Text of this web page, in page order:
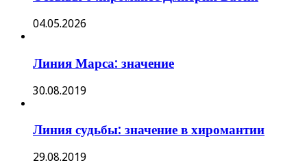
04.05.2026
Линия Марса: значение
30.08.2019
Линия судьбы: значение в хиромантии
29.08.2019